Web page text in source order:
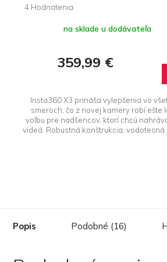
Priemerné
na sklade u dodávateľa
359,99 €
Insta360 X3 prináša vylepšenia vo
smeroch, čo z novej kamery robí ešte
voľbu pre nadšencov, ktorí chcú
videá. Robustná konštrukcia, vodotesná
Popis Podobné (16)